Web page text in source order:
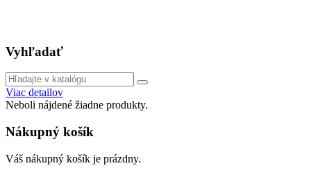
Vyhľadať
Viac detailov
Neboli nájdené žiadne produkty.
Nákupný košík
Váš nákupný košík je prázdny.